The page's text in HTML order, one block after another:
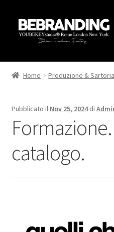
HOME
PRODUZIONE
Home Produzione & Sartoria
Pubblicato il Nov 25, 2024 di
catalogo.